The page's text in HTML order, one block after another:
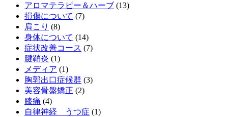
アロマテラピー＆ハーブ (13)
損傷について (7)
肩こり (8)
身体について (14)
症状改善コース (7)
腱鞘炎 (1)
メディア (1)
胸郭出口症候群 (3)
美容骨盤矯正 (2)
膝痛 (4)
自律神経 うつ症 (1)